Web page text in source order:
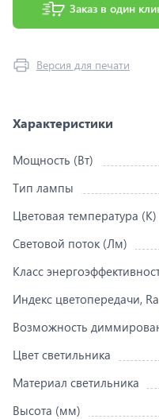
Заказ в один
Версия для печати
Характеристики
Мощность (Вт)
Тип лампы
Цветовая температура (K)
Световой поток (Лм)
Класс
Индекс цветопередачи, Ra
Возможность
Цвет светильника
Материал светильника
Высота (мм)